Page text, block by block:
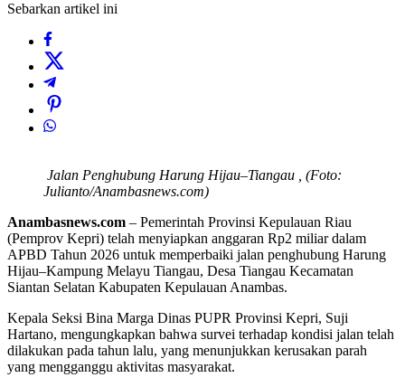
Sebarkan artikel ini
Jalan Penghubung Harung Hijau–Tiangau , (Foto:
Julianto/Anambasnews.com)
Anambasnews.com – Pemerintah Provinsi Kepulauan Riau
(Pemprov Kepri) telah menyiapkan anggaran Rp2 miliar dalam
APBD Tahun 2026 untuk memperbaiki jalan penghubung Harung
Hijau–Kampung Melayu Tiangau, Desa Tiangau Kecamatan
Siantan Selatan Kabupaten Kepulauan Anambas.
Kepala Seksi Bina Marga Dinas PUPR Provinsi Kepri, Suji
Hartano, mengungkapkan bahwa survei terhadap kondisi jalan telah
dilakukan pada tahun lalu, yang menunjukkan kerusakan parah
yang mengganggu aktivitas masyarakat.